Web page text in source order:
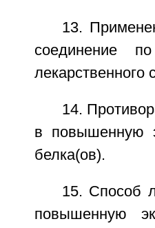
13.
соединение
лекарственного
14.
в повышенную
белка(ов).
15. Способ
повышенную